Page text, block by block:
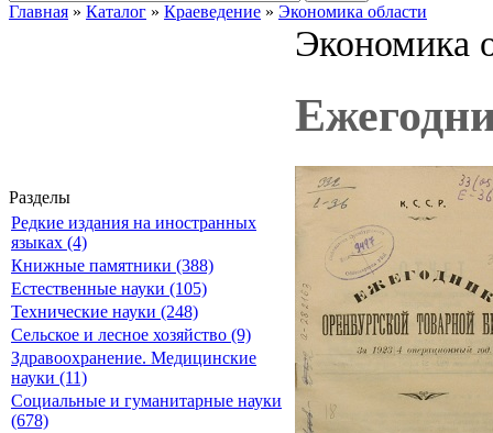
Главная » Каталог » Краеведение » Экономика области
Разделы
Редкие издания на иностранных
языках (4)
Книжные памятники (388)
Естественные науки (105)
Технические науки (248)
Сельское и лесное хозяйство (9)
Здравоохранение. Медицинские
науки (11)
Социальные и гуманитарные науки
(678)
Экономика